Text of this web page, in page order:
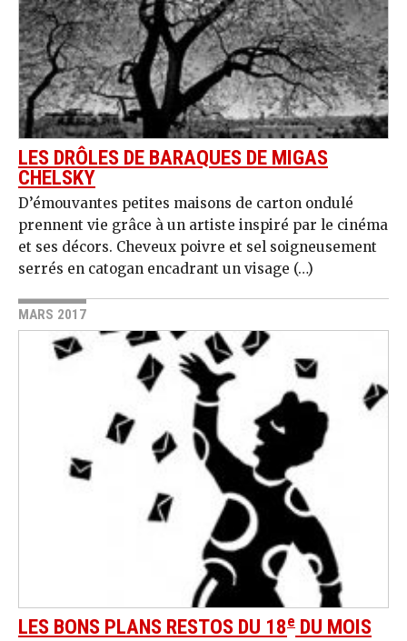
LES DRÔLES DE BARAQUES DE MIGAS
CHELSKY
D’émouvantes petites maisons de carton ondulé
prennent vie grâce à un artiste inspiré par le cinéma
et ses décors. Cheveux poivre et sel soigneusement
serrés en catogan encadrant un visage (…)
MARS 2017
LES BONS PLANS RESTOS DU 18e DU MOIS